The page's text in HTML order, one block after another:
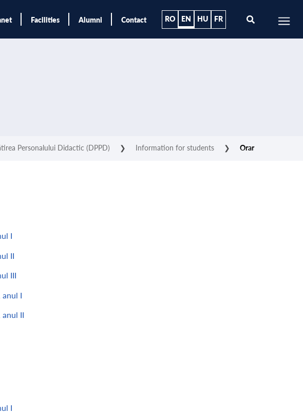
Facilities Alumni Contact RO EN HU FR
Personalului Didactic (DPPD) ❯ Information for students ❯ Orar
I
II
III
I
II
I